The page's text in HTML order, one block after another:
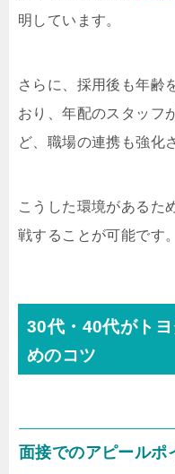
明しています。
さらに、採用後も年齢
おり、年配のスタッフ
ど、職場の連携も強化
こうした環境があるた
戦することが可能です。
30代・40代がト
めのコツ
面接でのアピールポ